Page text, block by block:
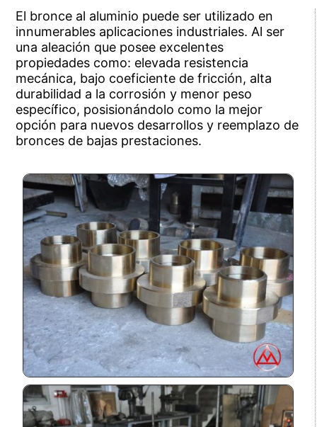
El bronce al aluminio puede ser utilizado en
innumerables aplicaciones industriales. Al ser
una aleación que posee excelentes
propiedades como: elevada resistencia
mecánica, bajo coeficiente de fricción, alta
durabilidad a la corrosión y menor peso
específico, posisionándolo como la mejor
opción para nuevos desarrollos y reemplazo de
bronces de bajas prestaciones.